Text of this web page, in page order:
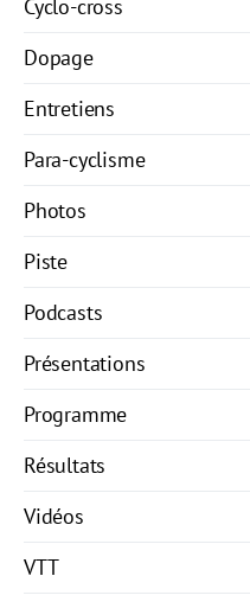
Cyclo-cross
Dopage
Entretiens
Para-cyclisme
Photos
Piste
Podcasts
Présentations
Programme
Résultats
Vidéos
VTT